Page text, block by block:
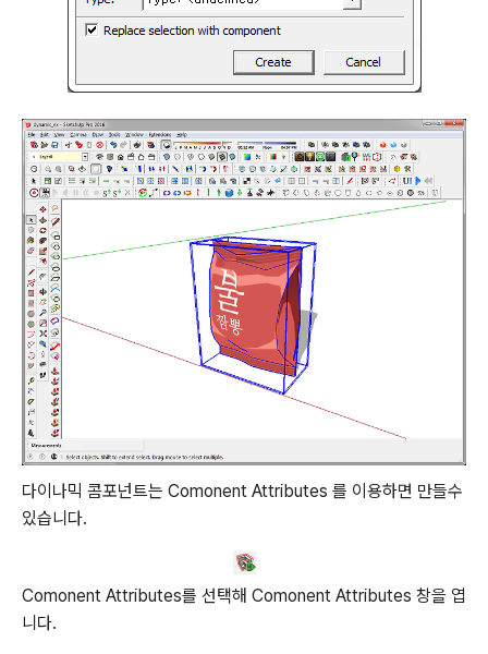
다이나믹 콤포넌트는 Comonent Attributes 를 이용하면 만들수
있습니다.
Comonent Attributes를 선택해 Comonent Attributes 창을 엽
니다.